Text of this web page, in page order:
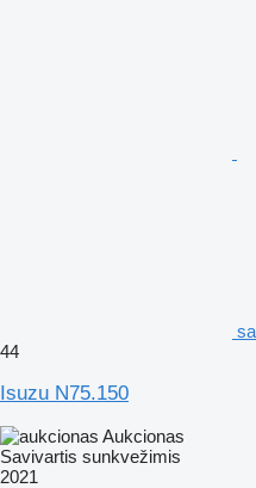
44
Isuzu N75.150
Aukcionas
Savivartis sunkvežimis
2021